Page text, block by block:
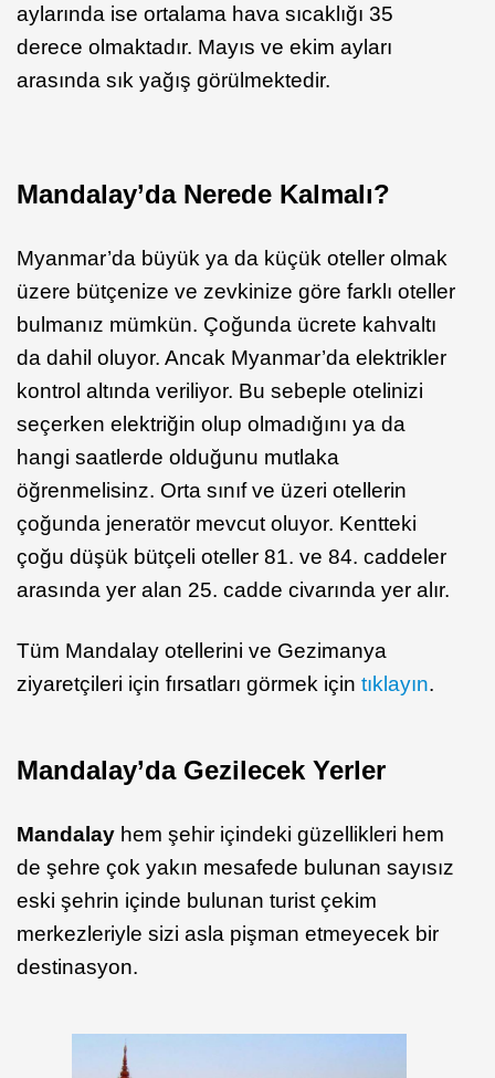
aylarında ise ortalama hava sıcaklığı 35
derece olmaktadır. Mayıs ve ekim ayları
arasında sık yağış görülmektedir.
Mandalay’da Nerede Kalmalı?
Myanmar’da büyük ya da küçük oteller olmak
üzere bütçenize ve zevkinize göre farklı oteller
bulmanız mümkün. Çoğunda ücrete kahvaltı
da dahil oluyor. Ancak Myanmar’da elektrikler
kontrol altında veriliyor. Bu sebeple otelinizi
seçerken elektriğin olup olmadığını ya da
hangi saatlerde olduğunu mutlaka
öğrenmelisinz. Orta sınıf ve üzeri otellerin
çoğunda jeneratör mevcut oluyor. Kentteki
çoğu düşük bütçeli oteller 81. ve 84. caddeler
arasında yer alan 25. cadde civarında yer alır.
Tüm Mandalay otellerini ve Gezimanya
ziyaretçileri için fırsatları görmek için tıklayın.
Mandalay’da Gezilecek Yerler
Mandalay hem şehir içindeki güzellikleri hem
de şehre çok yakın mesafede bulunan sayısız
eski şehrin içinde bulunan turist çekim
merkezleriyle sizi asla pişman etmeyecek bir
destinasyon.